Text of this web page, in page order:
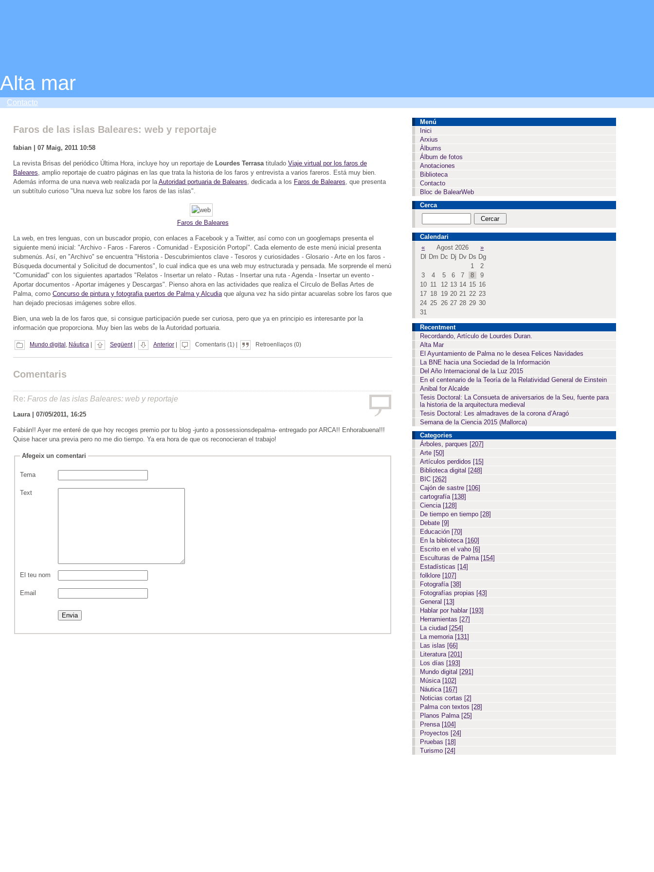
Alta mar
Contacto
Faros de las islas Baleares: web y reportaje
fabian | 07 Maig, 2011 10:58
La revista Brisas del periódico Última Hora, incluye hoy un reportaje de Lourdes Terrasatitulado Viaje virtual por los faros de
Baleares, amplio reportaje de cuatro páginas en las que trata la historia de los faros y entrevista a varios fareros. Está muy bien.
Además informa de una nueva web realizada por laAutoridad portuaria de Baleares, dedicada a los Faros de Baleares, que presenta
un subtítulo curioso "Una nueva luz sobre los faros de las islas".
Faros de Baleares
La web, en tres lenguas, con un buscador propio, con enlaces a Facebook y a Twitter, así como con un googlemaps presenta el
siguiente menú inicial: "Archivo - Faros - Fareros - Comunidad - Exposición Portopí". Cada elemento de este menú inicial presenta
submenús. Así, en "Archivo" se encuentra "Historia - Descubrimientos clave - Tesoros y curiosidades - Glosario - Arte en los faros -
Búsqueda documental y Solicitud de documentos", lo cual indica que es una web muy estructurada y pensada. Me sorprende el menú
"Comunidad" con los siguientes apartados "Relatos - Insertar un relato - Rutas - Insertar una ruta - Agenda - Insertar un evento -
Aportar documentos - Aportar imágenes y Descargas". Pienso ahora en las actividades que realiza el Círculo de Bellas Artes de
Palma, como Concurso de pintura y fotografia puertos de Palma y Alcudiaque alguna vez ha sido pintar acuarelas sobre los faros que
han dejado preciosas imágenes sobre ellos.
Bien, una web la de los faros que, si consigue participación puede ser curiosa, pero que ya en principio es interesante por la
información que proporciona. Muy bien las webs de la Autoridad portuaria.
Mundo digital Náutica Següent| Anterior| Comentaris (1) | Retroenllaços (0)
Comentaris
Re: Faros de las islas Baleares: web y reportaje
Laura | 07/05/2011, 16:25
Fabián!! Ayer me enteré de que hoy recoges premio por tu blog -junto a possessionsdepalma- entregado por ARCA!! Enhorabuena!!!
Quise hacer una previa pero no me dio tiempo. Ya era hora de que os reconocieran el trabajo!
Afegeix un comentari
Tema
Text
El teu nom
Email
Menú
Inici
Arxius
Àlbums
Álbum de fotos
Anotaciones
Biblioteca
Contacto
Bloc de BalearWeb
Cerca
Calendari
«
Agost 2026
»
Dl
Dm Dc Dj Dv Ds Dg
1
2
3
4 5 6 7 8
9
10 11 12 13 14 15 16
17 18 19 20 21 22 23
24 25 26 27 28 29 30
31
Recentment
Recordando, Artículo de Lourdes Duran.
Alta Mar
El Ayuntamiento de Palma no le desea Felices Navidades
La BNE hacia una Sociedad de la Información
Del Año Internacional de la Luz 2015
En el centenario de la Teoría de la Relatividad General de Einstein
Anibal for Alcalde
Tesis Doctoral: La Consueta de aniversarios de la Seu, fuente para
la historia de la arquitectura medieval
Tesis Doctoral: Les almadraves de la corona d’Aragó
Semana de la Ciencia 2015 (Mallorca)
Categories
Árboles, parques [207]
Arte [50]
Artículos perdidos [15]
Biblioteca digital [248]
BIC [262]
Cajón de sastre [106]
cartografía [138]
Ciencia [128]
De tiempo en tiempo [28]
Debate [9]
Educación [70]
En la biblioteca [160]
Escrito en el vaho [6]
Esculturas de Palma [154]
Estadísticas [14]
folklore [107]
Fotografía [38]
Fotografías propias [43]
General [13]
Hablar por hablar [193]
Herramientas [27]
La ciudad [254]
La memoria [131]
Las islas [66]
Literatura [201]
Los días [193]
Mundo digital [291]
Música [102]
Náutica [167]
Noticias cortas [2]
Palma con textos [28]
Planos Palma [25]
Prensa [104]
Proyectos [24]
Pruebas [18]
Turismo [24]